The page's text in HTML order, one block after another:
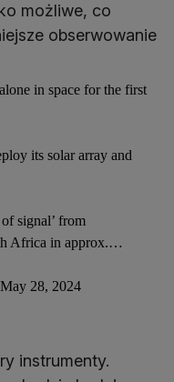
możliwe, co
obserwowanie
in space for the first
its solar array and
signal’ from
Africa in approx.…
May 28, 2024
instrumenty.